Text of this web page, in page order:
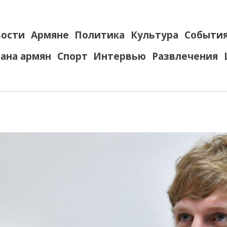
Армяне Политика Культура
армян Спорт Интервью Развлечения